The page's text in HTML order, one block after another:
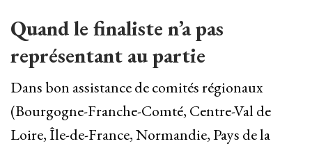
Quand le finaliste n’a pas
représentant au partie
Dans bon assistance de comités régionaux
(Bourgogne-Franche-Comté, Centre-Val de
Loire, Île-de-France, Normandie, Pays de la